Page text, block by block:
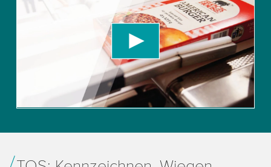
We use a third party service to embed video
content that may collect data about your activity.
Please review the details and accept the service
to watch this video.
Accept More information